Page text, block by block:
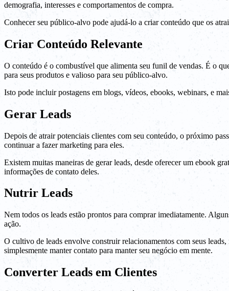
demografia, interesses e comportamentos de compra.
Conhecer seu público-alvo pode ajudá-lo a criar conteúdo que os
Criar Conteúdo Relevante
O conteúdo é o combustível que alimenta seu funil de vendas. É o
para seus produtos e valioso para seu público-alvo.
Isto pode incluir postagens em blogs, vídeos, ebooks, webinars, e
Gerar Leads
Depois de atrair potenciais clientes com seu conteúdo, o próximo
continuar a fazer marketing para eles.
Existem muitas maneiras de gerar leads, desde oferecer um ebook
informações de contato deles.
Nutrir Leads
Nem todos os leads estão prontos para comprar imediatamente.
ação.
O cultivo de leads envolve construir relacionamentos com seus
simplesmente manter contato para manter seu negócio em mente.
Converter Leads em Clientes